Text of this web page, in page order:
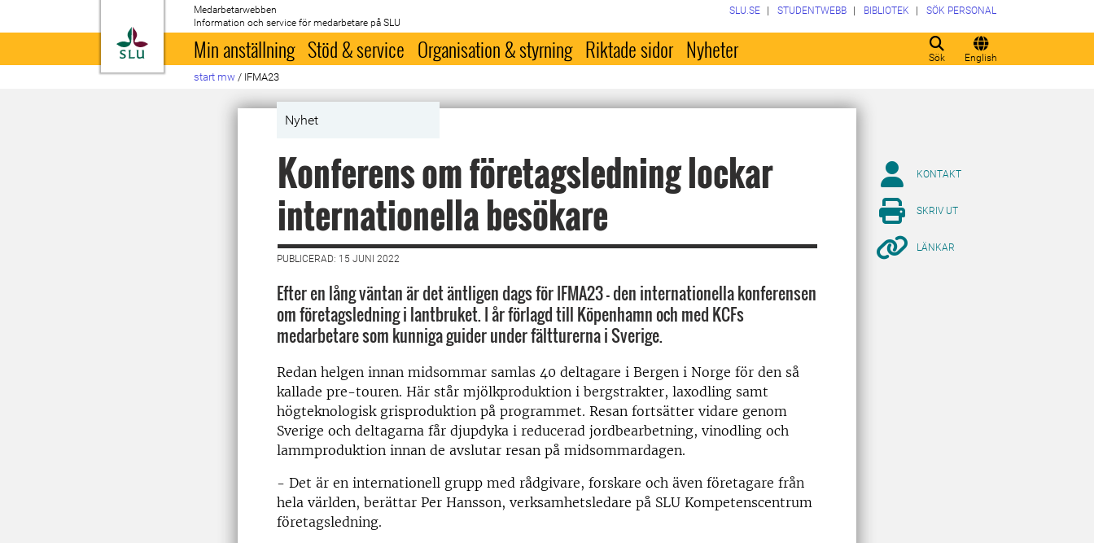
Till startsida
Medarbetarwebben
Information och service för medarbetare på SLU
Sök English
SLU.SE STUDENTWEBB BIBLIOTEK SÖK PERSONAL
Min anställning Stöd & service Organisation & styrning Riktade sidor Nyheter
start mw / IFMA23
Nyhet
Konferens om företagsledning lockar
internationella besökare
PUBLICERAD: 15 JUNI 2022
Efter en lång väntan är det äntligen dags för IFMA23 – den internationella konferensen
om företagsledning i lantbruket. I år förlagd till Köpenhamn och med KCFs
medarbetare som kunniga guider under fältturerna i Sverige.
Redan helgen innan midsommar samlas 40 deltagare i Bergen i Norge för den så
kallade pre-touren. Här står mjölkproduktion i bergstrakter, laxodling samt
högteknologisk grisproduktion på programmet. Resan fortsätter vidare genom
Sverige och deltagarna får djupdyka i reducerad jordbearbetning, vinodling och
lammproduktion innan de avslutar resan på midsommardagen.
- Det är en internationell grupp med rådgivare, forskare och även företagare från
hela världen, berättar Per Hansson, verksamhetsledare på SLU Kompetenscentrum
företagsledning.
KONTAKT
SKRIV UT
LÄNKAR